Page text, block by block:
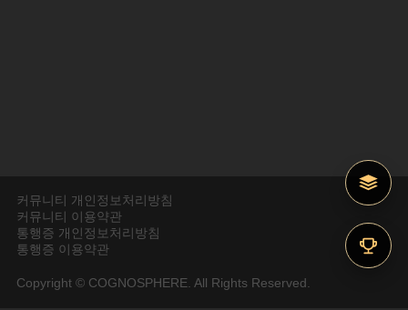
커뮤니티 개인정보처리방침
커뮤니티 이용약관
통행증 개인정보처리방침
통행증 이용약관
Copyright © COGNOSPHERE. All Rights Reserved.